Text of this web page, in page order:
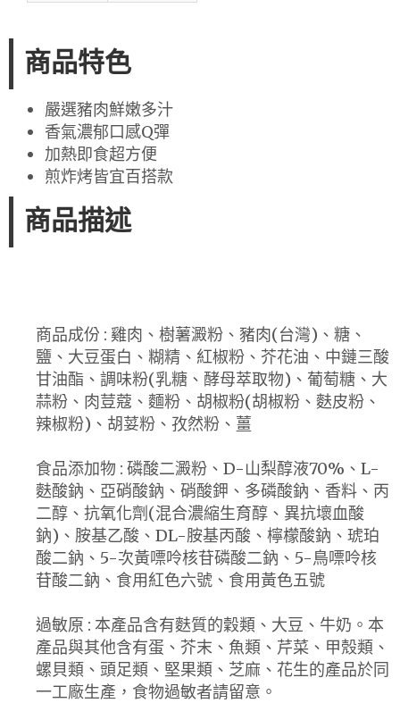
商品特色
嚴選豬肉鮮嫩多汁
香氣濃郁口感Q彈
加熱即食超方便
煎炸烤皆宜百搭款
商品描述
商品成份 : 雞肉、樹薯澱粉、豬肉(台灣)、糖、
鹽、大豆蛋白、糊精、紅椒粉、芥花油、中鏈三酸
甘油酯、調味粉(乳糖、酵母萃取物)、葡萄糖、大
蒜粉、肉荳蔻、麵粉、胡椒粉(胡椒粉、麩皮粉、
辣椒粉)、胡荽粉、孜然粉、薑
食品添加物 : 磷酸二澱粉、D-山梨醇液70%、L-
麩酸鈉、亞硝酸鈉、硝酸鉀、多磷酸鈉、香料、丙
二醇、抗氧化劑(混合濃縮生育醇、異抗壞血酸
鈉)、胺基乙酸、DL-胺基丙酸、檸檬酸鈉、琥珀
酸二鈉、5-次黃嘌呤核苷磷酸二鈉、5-鳥嘌呤核
苷酸二鈉、食用紅色六號、食用黃色五號
過敏原 : 本產品含有麩質的穀類、大豆、牛奶。本
產品與其他含有蛋、芥末、魚類、芹菜、甲殼類、
螺貝類、頭足類、堅果類、芝麻、花生的產品於同
一工廠生產，食物過敏者請留意。